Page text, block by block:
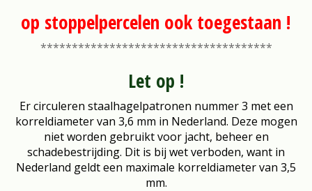
op stoppelpercelen ook toegestaan !
*************************************
Let op !
Er circuleren staalhagelpatronen nummer 3 met een
korreldiameter van 3,6 mm in Nederland. Deze mogen
niet worden gebruikt voor jacht, beheer en
schadebestrijding. Dit is bij wet verboden, want in
Nederland geldt een maximale korreldiameter van 3,5
mm.